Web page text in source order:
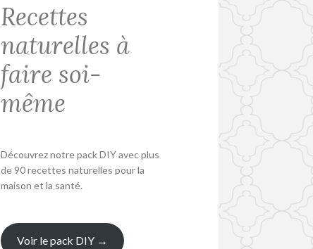
Recettes
naturelles à
faire soi-
même
Découvrez notre pack DIY avec plus
de 90 recettes naturelles pour la
maison et la santé.
Voir le pack DIY →